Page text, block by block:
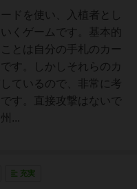
ドを使い、入植者とし
くゲームです。基本的
とは自分の手札のカー
す。しかしそれらのカ
ているので、非常に考
す。直接攻撃はないで
...
充実